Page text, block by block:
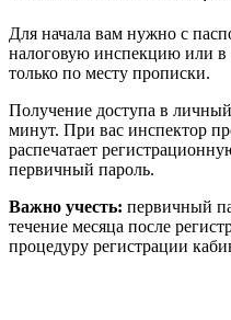
Для начала вам нужно с
налоговую инспекцию или
только по месту прописки.
Получение доступа в
минут. При вас инспектор
распечатает
первичный пароль.
Важно учесть: первичный
течение месяца после
процедуру регистрации